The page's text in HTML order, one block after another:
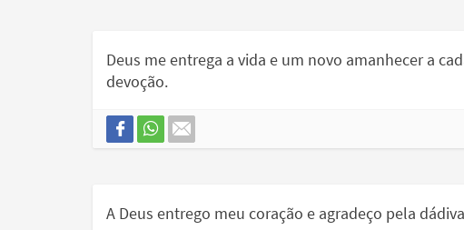
Deus me entrega a vida e um novo amanhecer a
devoção.
A Deus entrego meu coração e agradeço pela